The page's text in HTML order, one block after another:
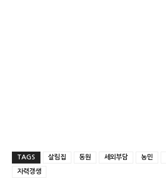
TAGS 살림집 동원 세외부담 농민
자력갱생